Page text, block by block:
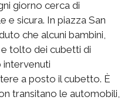
giorno cerca di
e sicura. In piazza San
che alcuni bambini,
tolto dei cubetti di
a posto il cubetto. È
transitano le automobili,